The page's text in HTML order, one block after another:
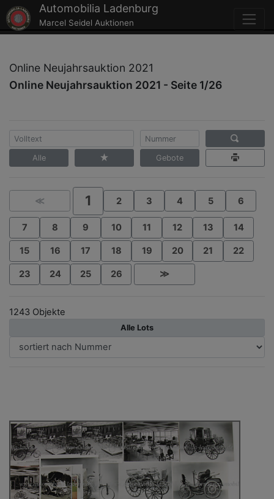
Automobilia Ladenburg
Marcel Seidel Auktionen
Online Neujahrsauktion 2021
Online Neujahrsauktion 2021 - Seite 1/26
Alle Gebote
≪ 1 2 3 4 5 6
7 8 9 10 11 12 13 14
15 16 17 18 19 20 21 22
23 24 25 26 ≫
1243 Objekte
Alle Lots